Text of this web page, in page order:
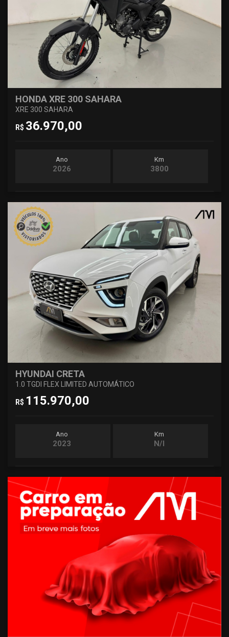
HONDA XRE 300 SAHARA
XRE 300 SAHARA
R$ 36.970,00
Ano
2026
Km
3800
HYUNDAI CRETA
1.0 TGDI FLEX LIMITED AUTOMÁTICO
R$ 115.970,00
Ano
2023
Km
N/I